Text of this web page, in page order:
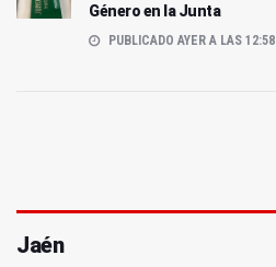
Género en la Junta
PUBLICADO AYER A LAS 12:58
Jaén